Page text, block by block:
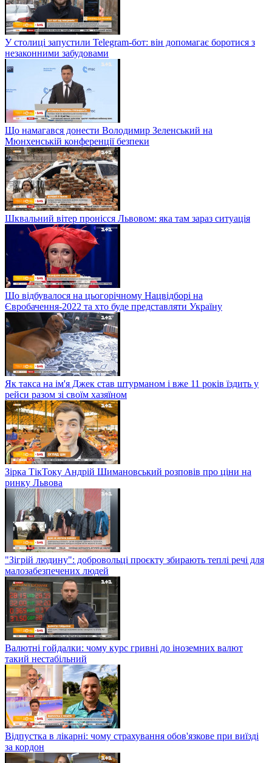
У столиці запустили Telegram-бот: він допомагає боротися з
незаконними забудовами
Що намагався донести Володимир Зеленський на
Мюнхенській конференції безпеки
Шквальний вітер пронісся Львовом: яка там зараз ситуація
Що відбувалося на цьогорічному Нацвідборі на
Євробачення-2022 та хто буде представляти Україну
Як такса на ім'я Джек став штурманом і вже 11 років їздить у
рейси разом зі своїм хазяїном
Зірка ТікТоку Андрій Шимановський розповів про ціни на
ринку Львова
"Зігрій людину": добровольці проєкту збирають теплі речі для
малозабезпечених людей
Валютні гойдалки: чому курс гривні до іноземних валют
такий нестабільний
Відпустка в лікарні: чому страхування обов'язкове при виїзді
за кордон